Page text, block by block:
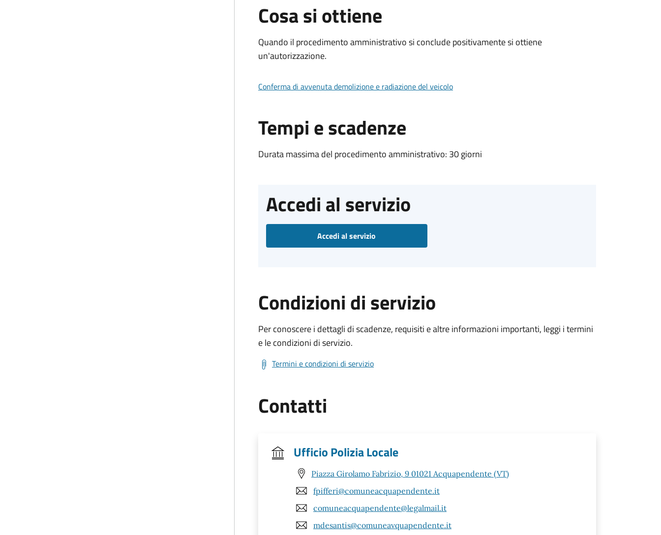
Cosa si ottiene
Quando il procedimento amministrativo si conclude positivamente si ottiene
un'autorizzazione.
Conferma di avvenuta demolizione e radiazione del veicolo
Tempi e scadenze
Durata massima del procedimento amministrativo: 30 giorni
Accedi al servizio
Accedi al servizio
Condizioni di servizio
Per conoscere i dettagli di scadenze, requisiti e altre informazioni importanti, leggi i termini
e le condizioni di servizio.
Termini e condizioni di servizio
Contatti
Ufficio Polizia Locale
Piazza Girolamo Fabrizio, 9 01021 Acquapendente (VT)
fpifferi@comuneacquapendente.it
comuneacquapendente@legalmail.it
mdesantis@comuneavquapendente.it